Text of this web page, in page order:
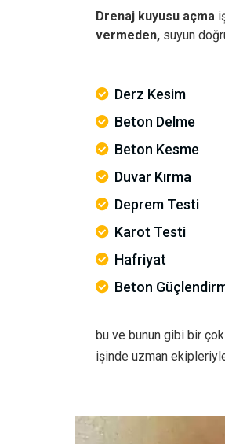
Drenaj kuyusu açma
vermeden, suyun
Derz Kesim
Beton Delme
Beton Kesme
Duvar Kırma
Deprem Testi
Karot Testi
Hafriyat
Beton
bu ve bunun gibi bir çok
işinde uzman